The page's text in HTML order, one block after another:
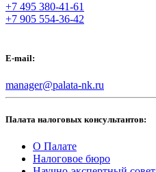
+7 495 380-41-61
+7 905 554-36-42
E-mail:
manager@palata-nk.ru
Палата налоговых консультантов:
О Палате
Налоговое бюро